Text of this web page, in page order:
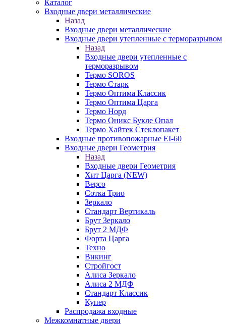
Каталог
Входные двери металлические
Назад
Входные двери металлические
Входные двери утепленные с терморазрывом
Назад
Входные двери утепленные с
терморазрывом
Термо SOROS
Термо Старк
Термо Оптима Классик
Термо Оптима Царга
Термо Норд
Термо Оникс Букле Опал
Термо Хайтек Стеклопакет
Входные противопожарные EI-60
Входные двери Геометрия
Назад
Входные двери Геометрия
Хит Царга (NEW)
Версо
Сотка Трио
Зеркало
Стандарт Вертикаль
Брут Зеркало
Брут 2 МДФ
Форта Царга
Техно
Викинг
Стройгост
Алиса Зеркало
Алиса 2 МДФ
Стандарт Классик
Купер
Распродажа входные
Межкомнатные двери